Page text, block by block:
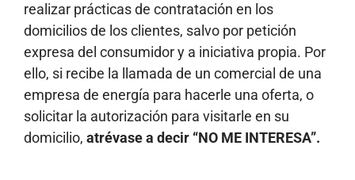
realizar prácticas de contratación en los
domicilios de los clientes, salvo por petición
expresa del consumidor y a iniciativa propia. Por
ello, si recibe la llamada de un comercial de una
empresa de energía para hacerle una oferta, o
solicitar la autorización para visitarle en su
domicilio, atrévase a decir “NO ME INTERESA”.